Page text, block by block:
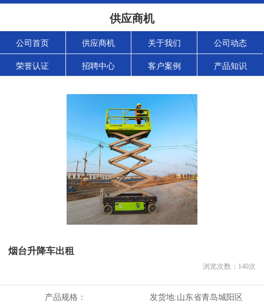
供应商机
公司首页 供应商机 关于我们 公司动态
荣誉认证 招聘中心 客户案例 产品知识
烟台升降车出租
浏览次数： 140次
产品规格： 发货地:山东省青岛城阳区